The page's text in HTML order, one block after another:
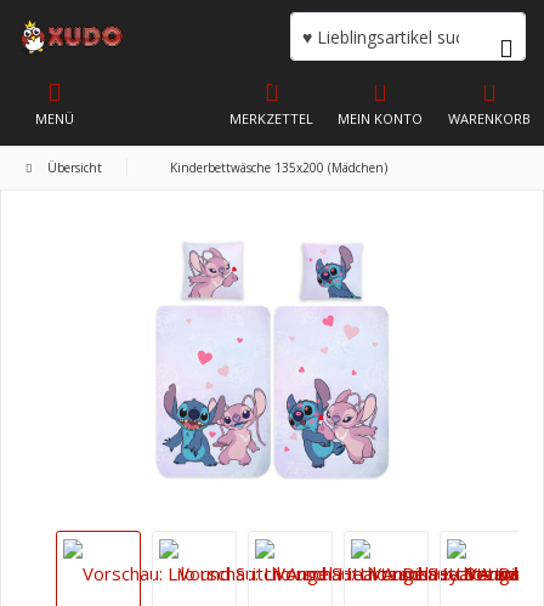
WARENKORB
MERKZETTEL MEIN KONTO
MENÜ
Übersicht Kinderbettwäsche 135x200 (Mädchen)